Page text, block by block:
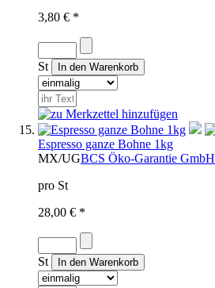
3,80 € *
St
Espresso ganze Bohne 1kg
MX/UGBCS Öko-Garantie GmbH
pro St
28,00 € *
St